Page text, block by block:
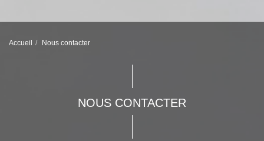
Accueil Nous contacter
NOUS CONTACTER